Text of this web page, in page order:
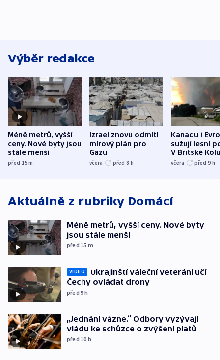
Výběr redakce
Méně metrů, vyšší
ceny. Nové byty jsou
stále menší
před 15m
Izrael znovu odmítl
mírový plán pro
Gazu
včera před 8 h
Kanadu i
sužují lesní
V Britské
evakuovali
včera před 9 h
Aktuálně z rubriky Domácí
Méně metrů, vyšší ceny. Nové byty
jsou stále menší
před 15 m
VIDEO
Ukrajinští váleční veteráni učí
Čechy ovládat drony
před 9h
„Jednání vázne.“ Odbory vyzývají
vládu ke schůzce o zvýšení platů
před 10 h